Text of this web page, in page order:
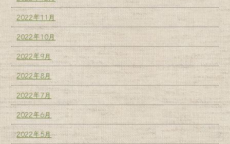
2022年11月
2022年10月
2022年9月
2022年8月
2022年7月
2022年6月
2022年5月